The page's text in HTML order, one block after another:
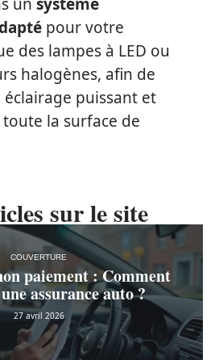
pour votre
des lampes à LED ou
halogènes, afin de
éclairage puissant et
la surface de
sur le site
COUVERTURE
paiement : Comment
assurance auto ?
27 avril 2026